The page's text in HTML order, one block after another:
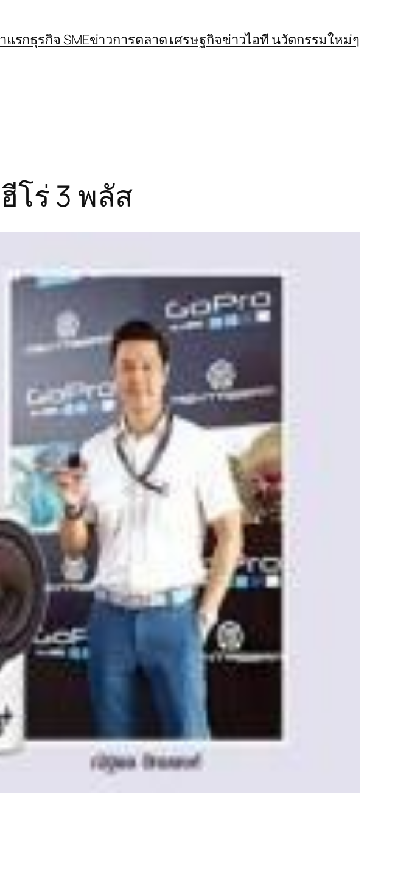
แรกธุรกิจ SMEข่าวการตลาด เศรษฐกิจข่าวไอที นวัตกรรมใหม่ๆ
โร่ 3 พลัส